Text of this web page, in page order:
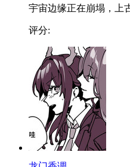
宇宙边缘正在崩塌，上
评分: